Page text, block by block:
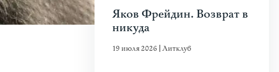
Яков Фрейдин. Возврат в
никуда
19 июля 2026 Литклуб